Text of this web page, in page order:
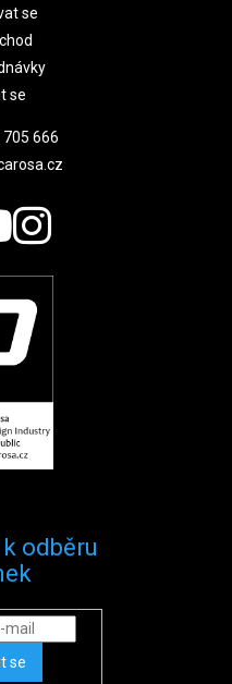
se
se
666
odběru
se